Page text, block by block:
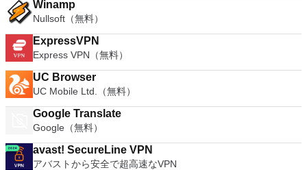
Winamp
Nullsoft（無料）
ExpressVPN
Express VPN（無料）
UC Browser
UC Mobile Ltd.（無料）
Google Translate
Google（無料）
avast! SecureLine VPN
アバストから安全で超高速なVPN